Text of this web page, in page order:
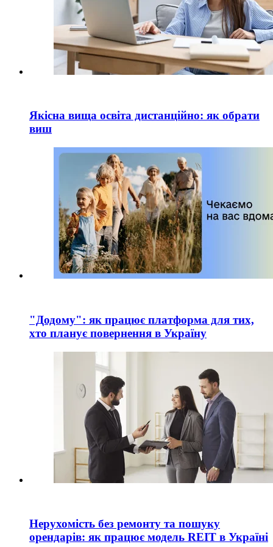
Якісна вища освіта дистанційно: як обрати
виш
"Додому": як працює платформа для тих,
хто планує повернення в Україну
Нерухомість без ремонту та пошуку
орендарів: як працює модель REIT в Україні